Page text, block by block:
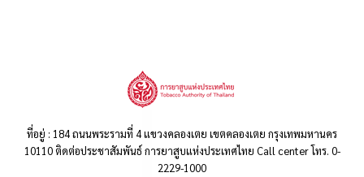
ที่อยู่ : 184 ถนนพระรามที่ 4 แขวงคลองเตย เขตคลองเตย กรุงเทพมหานคร
10110 ติดต่อประชาสัมพันธ์ การยาสูบแห่งประเทศไทย Call center โทร. 0-
2229-1000